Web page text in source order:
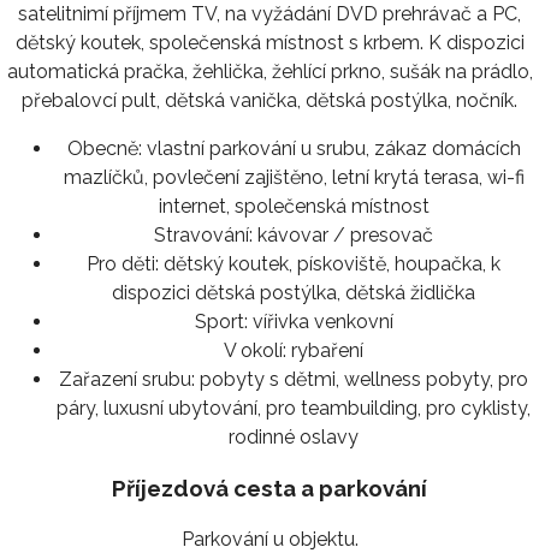
satelitnimí příjmem TV, na vyžádání DVD prehrávač a PC,
dětský koutek, společenská místnost s krbem. K dispozici
automatická pračka, žehlička, žehlící prkno, sušák na prádlo,
přebalovcí pult, dětská vanička, dětská postýlka, nočník.
Obecně: vlastní parkování u srubu, zákaz domácích
mazlíčků, povlečení zajištěno, letní krytá terasa, wi-fi
internet, společenská místnost
Stravování: kávovar / presovač
Pro děti: dětský koutek, pískoviště, houpačka, k
dispozici dětská postýlka, dětská židlička
Sport: vířivka venkovní
V okolí: rybaření
Zařazení srubu: pobyty s dětmi, wellness pobyty, pro
páry, luxusní ubytování, pro teambuilding, pro cyklisty,
rodinné oslavy
Příjezdová cesta a parkování
Parkování u objektu.